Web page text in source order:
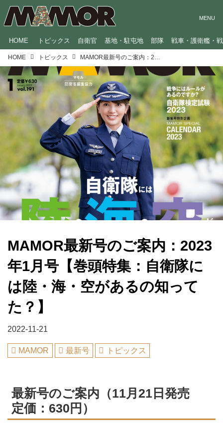
HOME トピックス 自衛官 基地・駐屯地 部隊 戦車・護衛艦・
HOME トピックス
MAMOR最新号のご案内：2023
年1月号【巻頭特集：自衛隊に
は陸・海・空があるの知って
た？】
2022-11-21
MAMOR 最新号 トピックス
最新号のご案内（11月21日発売
定価：630円）